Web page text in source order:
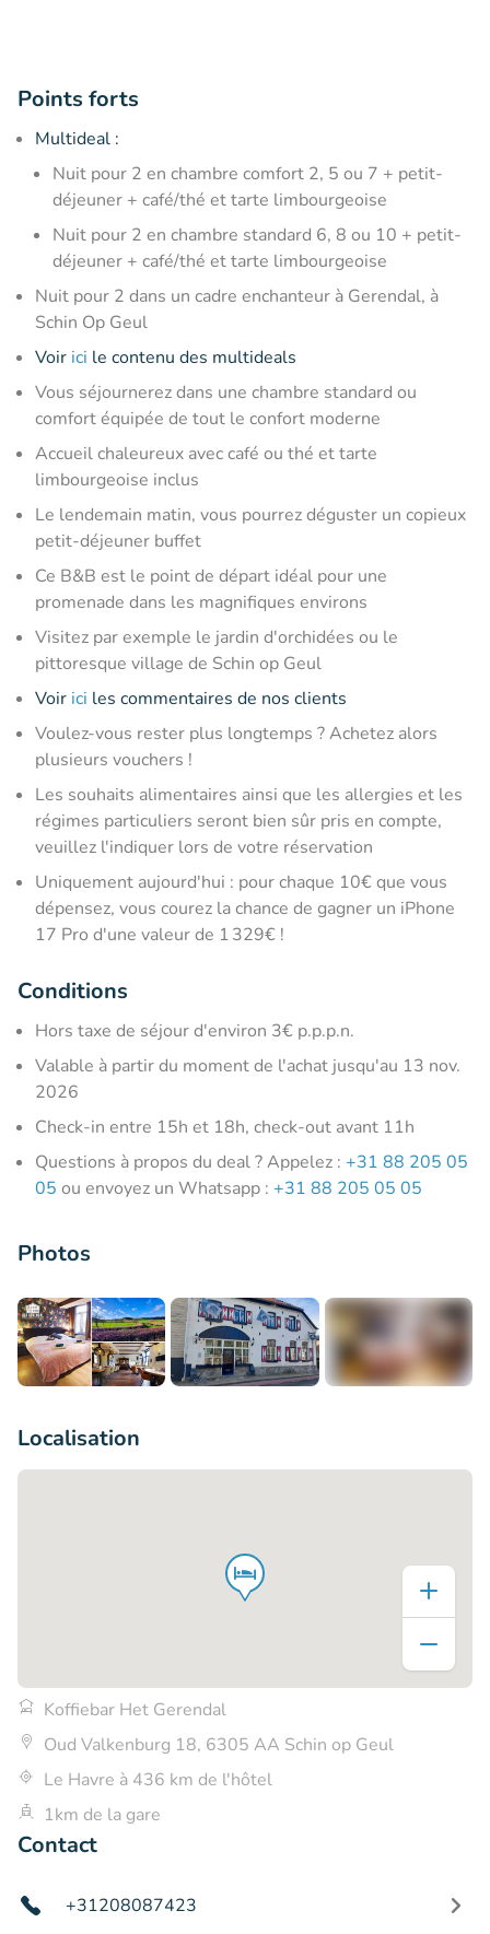
Points forts
Multideal :
Nuit pour 2 en chambre comfort 2, 5 ou 7 + petit-
déjeuner + café/thé et tarte limbourgeoise
Nuit pour 2 en chambre standard 6, 8 ou 10 + petit-
déjeuner + café/thé et tarte limbourgeoise
Nuit pour 2 dans un cadre enchanteur à Gerendal, à
Schin Op Geul
Voir ici le contenu des multideals
Vous séjournerez dans une chambre standard ou
comfort équipée de tout le confort moderne
Accueil chaleureux avec café ou thé et tarte
limbourgeoise inclus
Le lendemain matin, vous pourrez déguster un copieux
petit-déjeuner buffet
Ce B&B est le point de départ idéal pour une
promenade dans les magnifiques environs
Visitez par exemple le jardin d'orchidées ou le
pittoresque village de Schin op Geul
Voir ici les commentaires de nos clients
Voulez-vous rester plus longtemps ? Achetez alors
plusieurs vouchers !
Les souhaits alimentaires ainsi que les allergies et les
régimes particuliers seront bien sûr pris en compte,
veuillez l'indiquer lors de votre réservation
Uniquement aujourd'hui : pour chaque 10€ que vous
dépensez, vous courez la chance de gagner un iPhone
17 Pro d'une valeur de 1 329€ !
Conditions
Hors taxe de séjour d'environ 3€ p.p.p.n.
Valable à partir du moment de l'achat jusqu'au 13 nov.
2026
Check-in entre 15h et 18h, check-out avant 11h
Questions à propos du deal ? Appelez : +31 88 205 05
05 ou envoyez un Whatsapp : +31 88 205 05 05
Photos
Localisation
Koffiebar Het Gerendal
Oud Valkenburg 18, 6305 AA Schin op Geul
Le Havre à 436 km de l'hôtel
1km de la gare
Contact
+31208087423